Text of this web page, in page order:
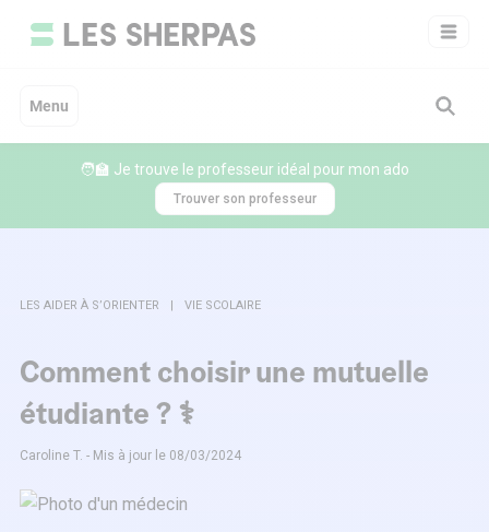
Menu
🧑‍🏫 Je trouve le professeur idéal pour mon ado
Trouver son professeur
LES AIDER À S’ORIENTER VIE SCOLAIRE
Comment choisir une mutuelle
étudiante ? ⚕️
Caroline T. - Mis à jour le 08/03/2024